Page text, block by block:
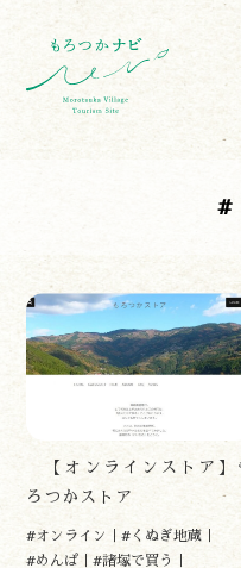
#
【オンラインストア】
ろつかストア
#オンライン
#くぬぎ地蔵
#めんぱ
#諸塚で買う